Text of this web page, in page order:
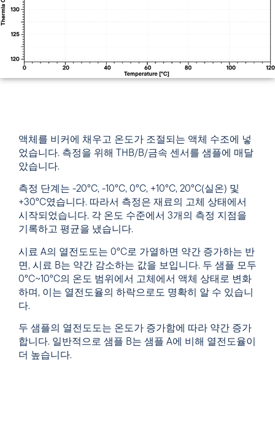
액체를 비커에 채우고 온도가 조절되는 액체 수조에 넣
었습니다. 측정을 위해 THB/B/금속 센서를 샘플에 매달
았습니다.
측정 단계는 -20°C, -10°C, 0°C, +10°C, 20°C(실온) 및
+30°C였습니다. 따라서 측정은 재료의 고체 상태에서
시작되었습니다. 각 온도 수준에서 3개의 측정 지점을
기록하고 평균을 냈습니다.
시료 A의 열전도도는 0°C로 가열하면 약간 증가하는 반
면, 시료 B는 약간 감소하는 값을 보입니다. 두 샘플 모두
0°C~10°C의 온도 범위에서 고체에서 액체 상태로 변화
하며, 이는 열전도율의 하락으로도 명확히 알 수 있습니
다.
두 샘플의 열전도도는 온도가 증가함에 따라 약간 증가
합니다. 일반적으로 샘플 B는 샘플 A에 비해 열전도율이
더 높습니다.